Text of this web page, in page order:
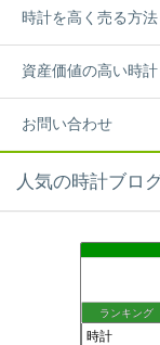
時計を高く売る方法
資産価値の高い時計
お問い合わせ
人気の時計ブロ
ランキング